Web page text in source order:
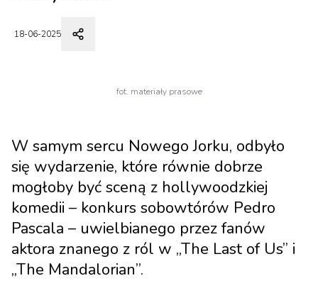
18-06-2025
fot. materiały prasowe
W samym sercu Nowego Jorku, odbyło
się wydarzenie, które równie dobrze
mogłoby być sceną z hollywoodzkiej
komedii – konkurs sobowtórów Pedro
Pascala – uwielbianego przez fanów
aktora znanego z ról w „The Last of Us” i
„The Mandalorian”.